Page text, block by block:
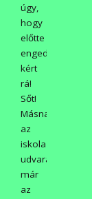
úgy,
hogy
előtte
engedélyt
kért
rá!
Sőt!
Másnap
az
iskola
udvarán
már
az